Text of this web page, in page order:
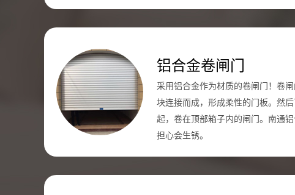
铝合金卷闸门
采用铝合金作为材质的卷闸门！卷
块连接而成，形成柔性的门板。然
起，卷在顶部箱子内的闸门。南通
担心会生锈。